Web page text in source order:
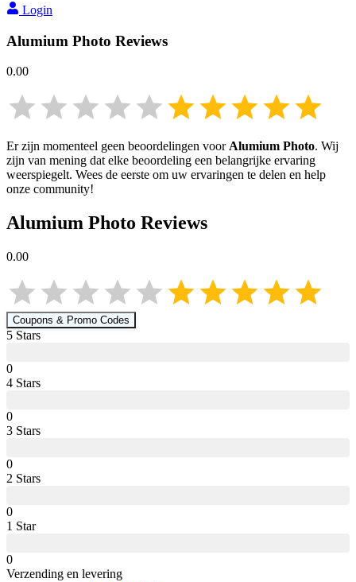
Login
Alumium Photo Reviews
0.00
Er zijn momenteel geen beoordelingen voorAlumium Photo. Wij
zijn van mening dat elke beoordeling een belangrijke ervaring
weerspiegelt. Wees de eerste om uw ervaringen te delen en help
onze community!
Alumium Photo Reviews
0.00
Coupons & Promo Codes
5 Stars
0
4 Stars
0
3 Stars
0
2 Stars
0
1 Star
0
Verzending en levering